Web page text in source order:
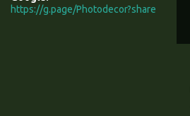
https://g.page/Photodecor?share